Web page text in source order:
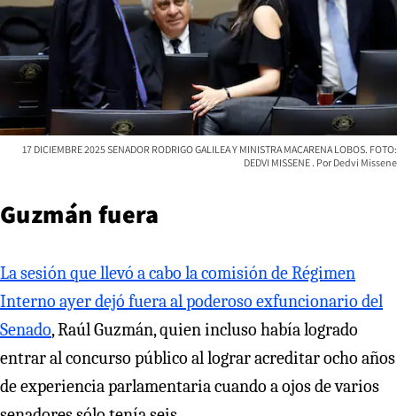
17 DICIEMBRE 2025 SENADOR RODRIGO GALILEA Y MINISTRA MACARENA LOBOS. FOTO:
DEDVI MISSENE
Dedvi Missene
Guzmán fuera
La sesión que llevó a cabo la comisión de Régimen
Interno ayer dejó fuera al poderoso exfuncionario del
Senado, Raúl Guzmán, quien incluso había logrado
entrar al concurso público al lograr acreditar ocho años
de experiencia parlamentaria cuando a ojos de varios